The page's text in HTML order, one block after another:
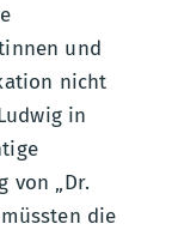
und
nicht
in
von „Dr.
die